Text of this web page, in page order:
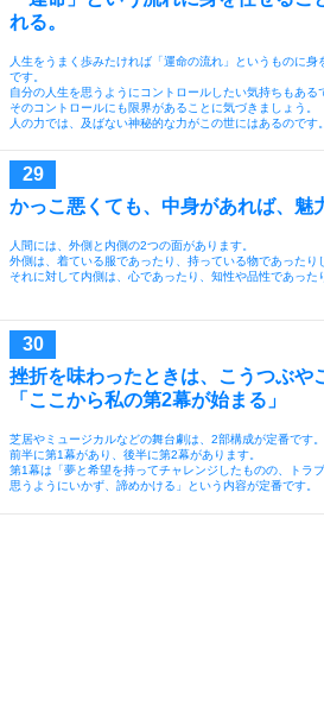
れる。
人生をうまく歩みたければ「運命の流れ」というものに身
です。
自分の人生を思うようにコントロールしたい気持ちもある
そのコントロールにも限界があることに気づきましょう。
人の力では、及ばない神秘的な力がこの世にはあるのです。
かっこ悪くても、中身があれば、魅
人間には、外側と内側の2つの面があります。
外側は、着ている服であったり、持っている物であったり
それに対して内側は、心であったり、知性や品性であった
挫折を味わったときは、こうつぶや
「ここから私の第2幕が始まる」
芝居やミュージカルなどの舞台劇は、2部構成が定番です。
前半に第1幕があり、後半に第2幕があります。
第1幕は「夢と希望を持ってチャレンジしたものの、トラ
思うようにいかず、諦めかける」という内容が定番です。